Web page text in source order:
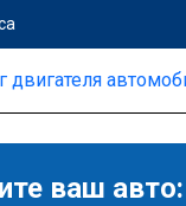
ваш авто: